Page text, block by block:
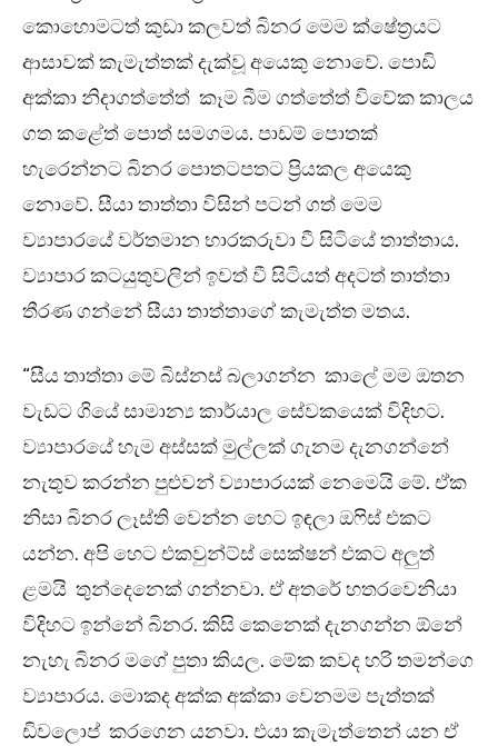
කොහොමටත් කුඩා කලවත් බිනර මෙම ක්ෂේත්‍රයට
ආසාවක් කැමැත්තක් දැක්වූ අයෙකු නොවේ. පොඩි
අක්කා නිදාගත්තේත් කෑම බීම ගත්තේත් විවේක කාලය
ගත කළේත් පොත් සමගමය. පාඩම් පොතක්
හැරෙන්නට බිනර පොතටපතට ප්‍රියකල අයෙකු
නොවේ. සීයා තාත්තා විසින් පටන් ගත් මෙම
ව්‍යාපාරයේ වර්තමාන භාරකරුවා වී සිටියේ තාත්තාය.
ව්‍යාපාර කටයුතුවලින් ඉවත් වී සිටියත් අදටත් තාත්තා
තීරණ ගන්නේ සීයා තාත්තාගේ කැමැත්ත මතය.
“සීය තාත්තා මේ බිස්නස් බලාගන්න කාලේ මම ඔතන
වැඩට ගියේ සාමාන්‍ය කාර්යාල සේවකයෙක් විදිහට.
ව්‍යාපාරයේ හැම අස්සක් මුල්ලක් ගැනම දැනගන්නේ
නැතුව කරන්න පුළුවන් ව්‍යාපාරයක් නෙමෙයි මේ. ඒක
නිසා බිනර ලෑස්ති වෙන්න හෙට ඉඳලා ඔෆිස් එකට
යන්න. අපි හෙට එකවුන්ට්ස් සෙක්ෂන් එකට අලුත්
ළමයි තුන්දෙනෙක් ගන්නවා. ඒ අතරේ හතරවෙනියා
විදිහට ඉන්නේ බිනර. කිසි කෙනෙක් දැනගන්න ඕනේ
නැහැ බිනර මගේ පුතා කියල. මේක කවද හරි තමන්ගෙ
ව්‍යාපාරය. මොකද අක්ක අක්කා වෙනමම පැත්තක්
ඩිවලොප් කරගෙන යනවා. එයා කැමැත්තෙන් යන ඒ